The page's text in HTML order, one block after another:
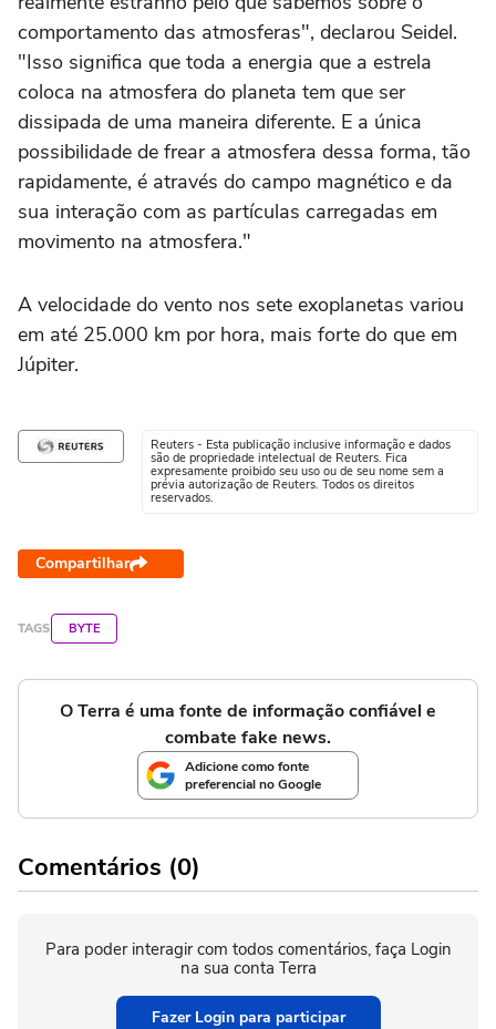
comportamento das atmosferas", declarou Seidel.
"Isso significa que toda a energia que a estrela
coloca na atmosfera do planeta tem que ser
dissipada de uma maneira diferente. E a única
possibilidade de frear a atmosfera dessa forma, tão
rapidamente, é através do campo magnético e da
sua interação com as partículas carregadas em
movimento na atmosfera."
A velocidade do vento nos sete exoplanetas variou
em até 25.000 km por hora, mais forte do que em
Júpiter.
Reuters - Esta publicação inclusive informação e dados
são de propriedade intelectual de Reuters. Fica
expresamente proibido seu uso ou de seu nome sem a
prévia autorização de Reuters. Todos os direitos
reservados.
Compartilhar
TAGS BYTE
O Terra é uma fonte de informação confiável e
combate fake news.
Adicione como fonte
preferencial no Google
Comentários (0)
Para poder interagir com todos comentários, faça Login
na sua conta Terra
Fazer Login para participar